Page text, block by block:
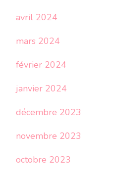
avril 2024
mars 2024
février 2024
janvier 2024
décembre 2023
novembre 2023
octobre 2023